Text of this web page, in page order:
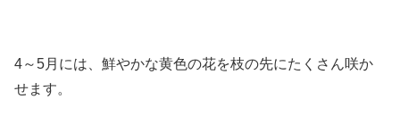
4～5月には、鮮やかな黄色の花を枝の先にたくさん咲か
せます。